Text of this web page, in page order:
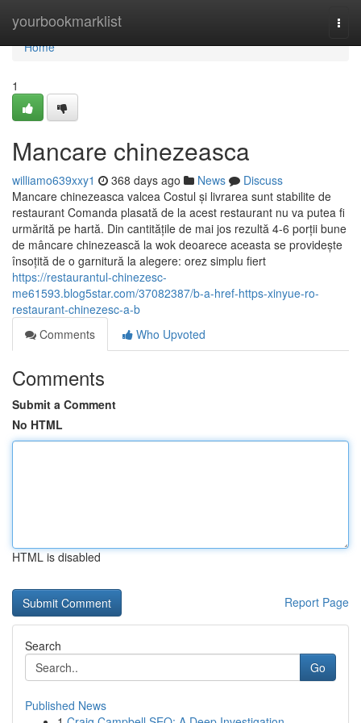
yourbookmarklist
Home
Home
1
Mancare chinezeasca
williamo639xxy1 368 days ago News
Discuss
Mancare chinezeasca valcea Costul și livrarea sunt stabilite de
restaurant Comanda plasată de la acest restaurant nu va putea fi
urmărită pe hartă. Din cantitățile de mai jos rezultă 4-6 porții bune
de mâncare chinezească la wok deoarece aceasta se providește
însoțită de o garnitură la alegere: orez simplu fiert
https://restaurantul-chinezesc-
me61593.blog5star.com/37082387/b-a-href-https-xinyue-ro-
restaurant-chinezesc-a-b
Comments
Who Upvoted
Comments
Submit a Comment
No HTML
HTML is disabled
Report Page
Search
Go
Published News